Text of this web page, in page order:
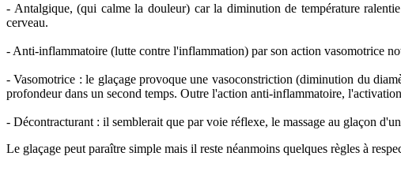
- Antalgique, (qui calme la douleur) car la diminution de température
cerveau.
- Anti-inflammatoire (lutte contre l'inflammation) par son action vasomotrice
- Vasomotrice : le glaçage provoque une vasoconstriction (diminution du
profondeur dans un second temps. Outre l'action anti-inflammatoire,
- Décontracturant : il semblerait que par voie réflexe, le massage au glaçon
Le glaçage peut paraître simple mais il reste néanmoins quelques règles à